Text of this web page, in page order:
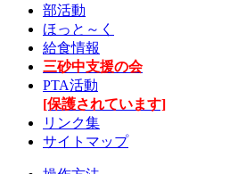
部活動
ほっと～く
給食情報
三砂中支援の会
PTA活動
[保護されています]
リンク集
サイトマップ